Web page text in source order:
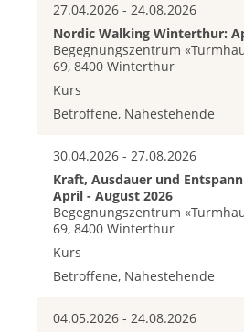
27.04.2026 - 24.08.2026
Nordic Walking Winterthur:
Begegnungszentrum
69, 8400 Winterthur
Kurs
Betroffene, Nahestehende
30.04.2026 - 27.08.2026
Kraft, Ausdauer und
April - August 2026
Begegnungszentrum
69, 8400 Winterthur
Kurs
Betroffene, Nahestehende
04.05.2026 - 24.08.2026